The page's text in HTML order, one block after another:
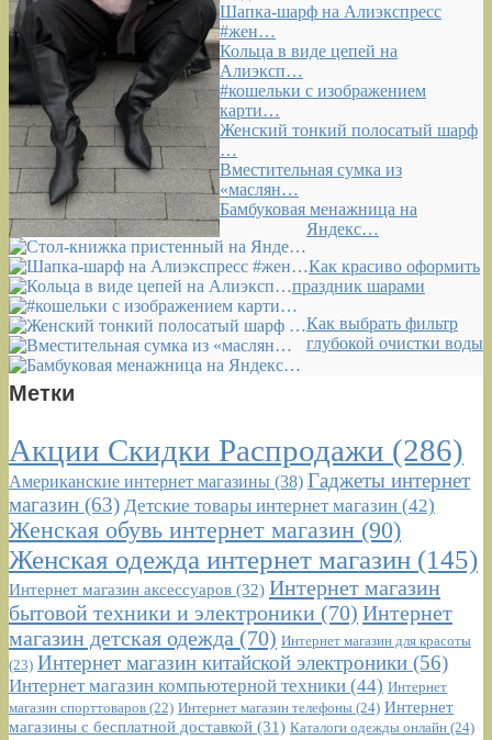
Шапка-шарф на Алиэкспресс
#жен…
Кольца в виде цепей на
Алиэксп…
#кошельки с изображением
карти…
Женский тонкий полосатый шарф
…
Вместительная сумка из
«маслян…
Бамбуковая менажница на
Яндекс…
Как красиво оформить
праздник шарами
Как выбрать фильтр
глубокой очистки воды
Метки
Акции Скидки Распродажи (286)
Американские интернет магазины (38) Гаджеты интернет
магазин (63) Детские товары интернет магазин (42)
Женская обувь интернет магазин (90)
Женская одежда интернет магазин (145)
Интернет магазин аксессуаров (32) Интернет магазин
бытовой техники и электроники (70) Интернет
магазин детская одежда (70) Интернет магазин для красоты
(23) Интернет магазин китайской электроники (56)
Интернет магазин компьютерной техники (44) Интернет
магазин спорттоваров (22) Интернет магазин телефоны (24) Интернет
магазины с бесплатной доставкой (31) Каталоги одежды онлайн (24)